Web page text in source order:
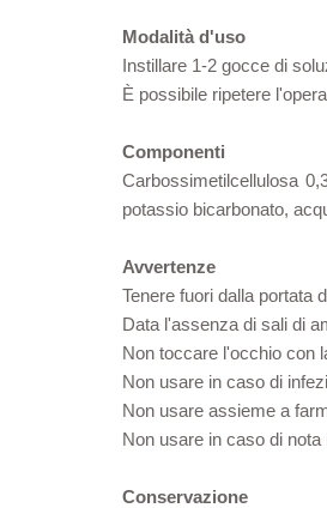
Modalità d'uso
Instillare 1-2 gocce di
È possibile ripetere
Componenti
Carbossimetilcellulosa
potassio bicarbonato,
Avvertenze
Tenere fuori dalla portata
Data l'assenza di sali di
Non toccare l'occhio con
Non usare in caso di
Non usare assieme a
Non usare in caso di
Conservazione